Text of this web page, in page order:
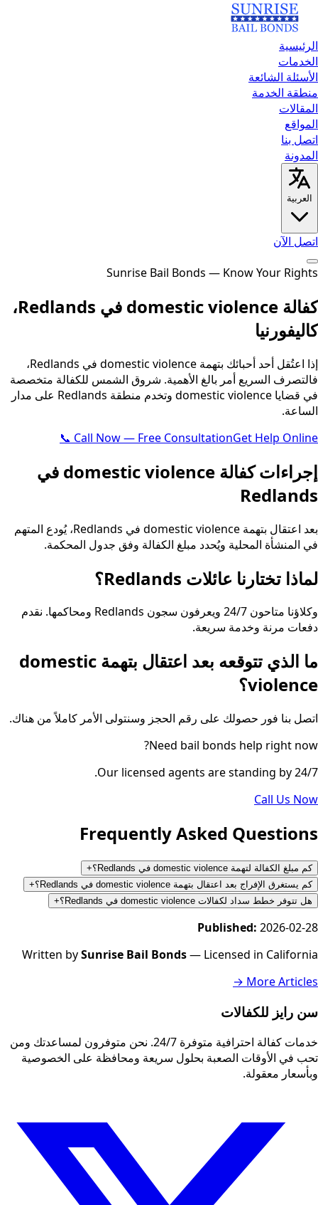
الرئيسية
الخدمات
الأسئلة الشائعة
منطقة الخدمة
المقالات
المواقع
اتصل بنا
المدونة
العربية
اتصل الآن
الرئيسيةالخدماتالأسئلة الشائعةمنطقة الخدمةالمقالات
English العربية Español
Sunrise Bail Bonds — Know Your Rights
كفالة domestic violence في Redlands،
كاليفورنيا
إذا اعتُقل أحد أحبائك بتهمة domestic violence في Redlands،
فالتصرف السريع أمر بالغ الأهمية. شروق الشمس للكفالة متخصصة
في قضايا domestic violence وتخدم منطقة Redlands على مدار
الساعة.
📞 Call Now — Free ConsultationGet Help Online
إجراءات كفالة domestic violence في
Redlands
بعد اعتقال بتهمة domestic violence في Redlands، يُودع المتهم
في المنشأة المحلية ويُحدد مبلغ الكفالة وفق جدول المحكمة.
لماذا تختارنا عائلات Redlands؟
وكلاؤنا متاحون 24/7 ويعرفون سجون Redlands ومحاكمها. نقدم
دفعات مرنة وخدمة سريعة.
ما الذي تتوقعه بعد اعتقال بتهمة domestic
violence؟
اتصل بنا فور حصولك على رقم الحجز وسنتولى الأمر كاملاً من هناك.
Need bail bonds help right now?
Our licensed agents are standing by 24/7.
Call Us Now
Frequently Asked Questions
كم مبلغ الكفالة لتهمة domestic violence في Redlands؟
+
كم يستغرق الإفراج بعد اعتقال بتهمة domestic violence في Redlands؟
+
هل تتوفر خطط سداد لكفالات domestic violence في Redlands؟
+
Published: 2026-02-28
Written bySunrise Bail Bonds— Licensed in California
More Articles →
سن رايز للكفالات
خدمات كفالة احترافية متوفرة 24/7. نحن متوفرون لمساعدتك ومن
تحب في الأوقات الصعبة بحلول سريعة ومحافظة على الخصوصية
وبأسعار معقولة.